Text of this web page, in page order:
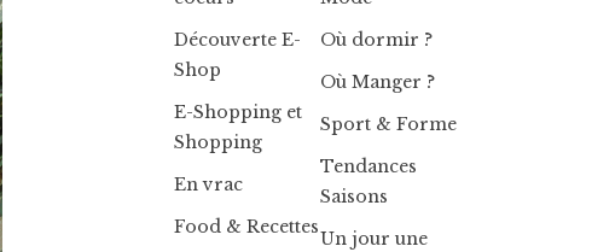
Découverte E-
Shop
E-Shopping et
Shopping
En vrac
Food & Recettes
Où dormir ?
Où Manger ?
Sport & Forme
Tendances
Saisons
Un jour une